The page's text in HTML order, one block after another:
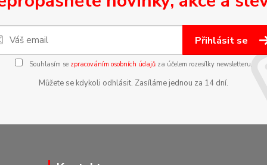
Přihlásit se
Souhlasím se zpracováním osobních údajůza účelem rozesílky newsletteru.
Můžete se kdykoli odhlásit. Zasíláme jednou za 14 dní.